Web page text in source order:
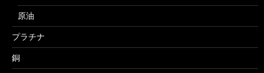
原油
プラチナ
銅